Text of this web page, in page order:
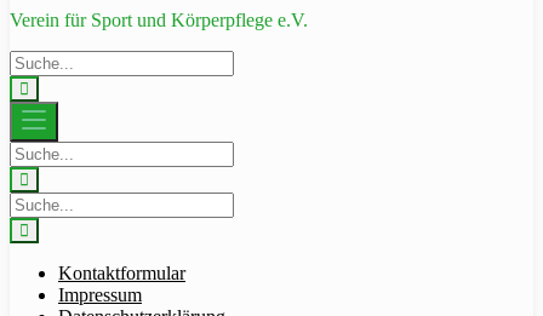
Verein für Sport und Körperpflege e.V.
Kontaktformular
Impressum